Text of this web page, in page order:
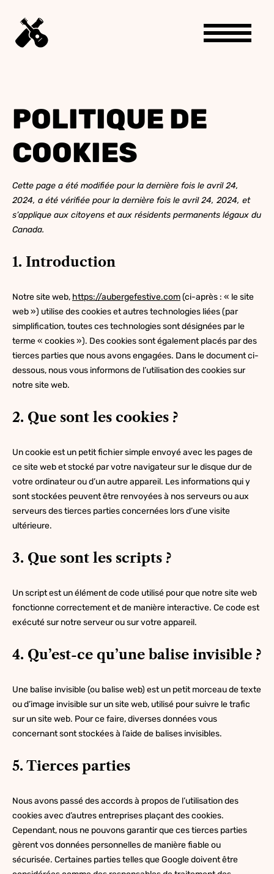
POLITIQUE DE
COOKIES
Cette page a été modifiée pour la dernière fois le avril 24,
2024, a été vérifiée pour la dernière fois le avril 24, 2024, et
s’applique aux citoyens et aux résidents permanents légaux du
Canada.
1. Introduction
Notre site web, https://aubergefestive.com(ci-après : « le site
web ») utilise des cookies et autres technologies liées (par
simplification, toutes ces technologies sont désignées par le
terme « cookies »). Des cookies sont également placés par des
tierces parties que nous avons engagées. Dans le document ci-
dessous, nous vous informons de l’utilisation des cookies sur
notre site web.
2. Que sont les cookies ?
Un cookie est un petit fichier simple envoyé avec les pages de
ce site web et stocké par votre navigateur sur le disque dur de
votre ordinateur ou d’un autre appareil. Les informations qui y
sont stockées peuvent être renvoyées à nos serveurs ou aux
serveurs des tierces parties concernées lors d’une visite
ultérieure.
3. Que sont les scripts ?
Un script est un élément de code utilisé pour que notre site web
fonctionne correctement et de manière interactive. Ce code est
exécuté sur notre serveur ou sur votre appareil.
4. Qu’est-ce qu’une balise invisible ?
Une balise invisible (ou balise web) est un petit morceau de texte
ou d’image invisible sur un site web, utilisé pour suivre le trafic
sur un site web. Pour ce faire, diverses données vous
concernant sont stockées à l’aide de balises invisibles.
5. Tierces parties
Nous avons passé des accords à propos de l’utilisation des
cookies avec d’autres entreprises plaçant des cookies.
Cependant, nous ne pouvons garantir que ces tierces parties
gèrent vos données personnelles de manière fiable ou
sécurisée. Certaines parties telles que Google doivent être